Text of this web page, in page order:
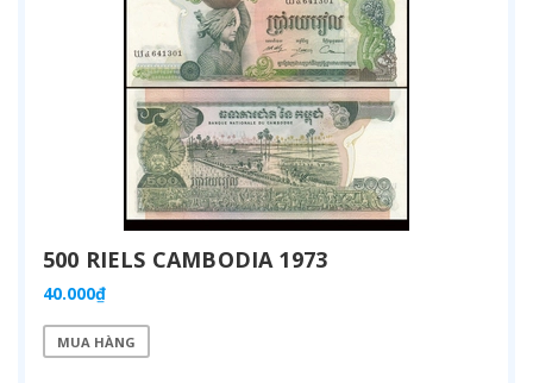
500 RIELS CAMBODIA 1973
40.000₫
MUA HÀNG